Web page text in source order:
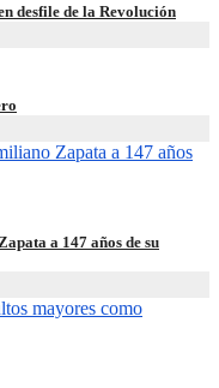
desfile de la Revolución
a 147 años de su